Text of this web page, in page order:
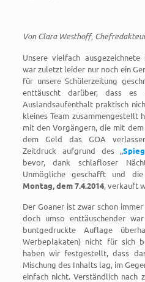
Von Clara Westhoff,
Unsere vielfach ausgezeichnete
war zuletzt leider nur noch ein
für unsere Schülerzeitung
enttäuscht darüber, dass es
Auslandsaufenthalt praktisch
kleines Team zusammengestellt
mit den Vorgängern, die mit
dem Geld das GOA
Zeitdruck aufgrund des „
bevor, dank schlafloser
Unmögliche geschafft und
Montag, dem 7.4.2014, verkauft
Der Goaner ist zwar schon
doch umso enttäuschender
buntgedruckte Auflage
Werbeplakaten) nicht für sich
haben wir festgestellt, dass
Mischung des Inhalts lag, im
einfach nicht. Verständlich nach